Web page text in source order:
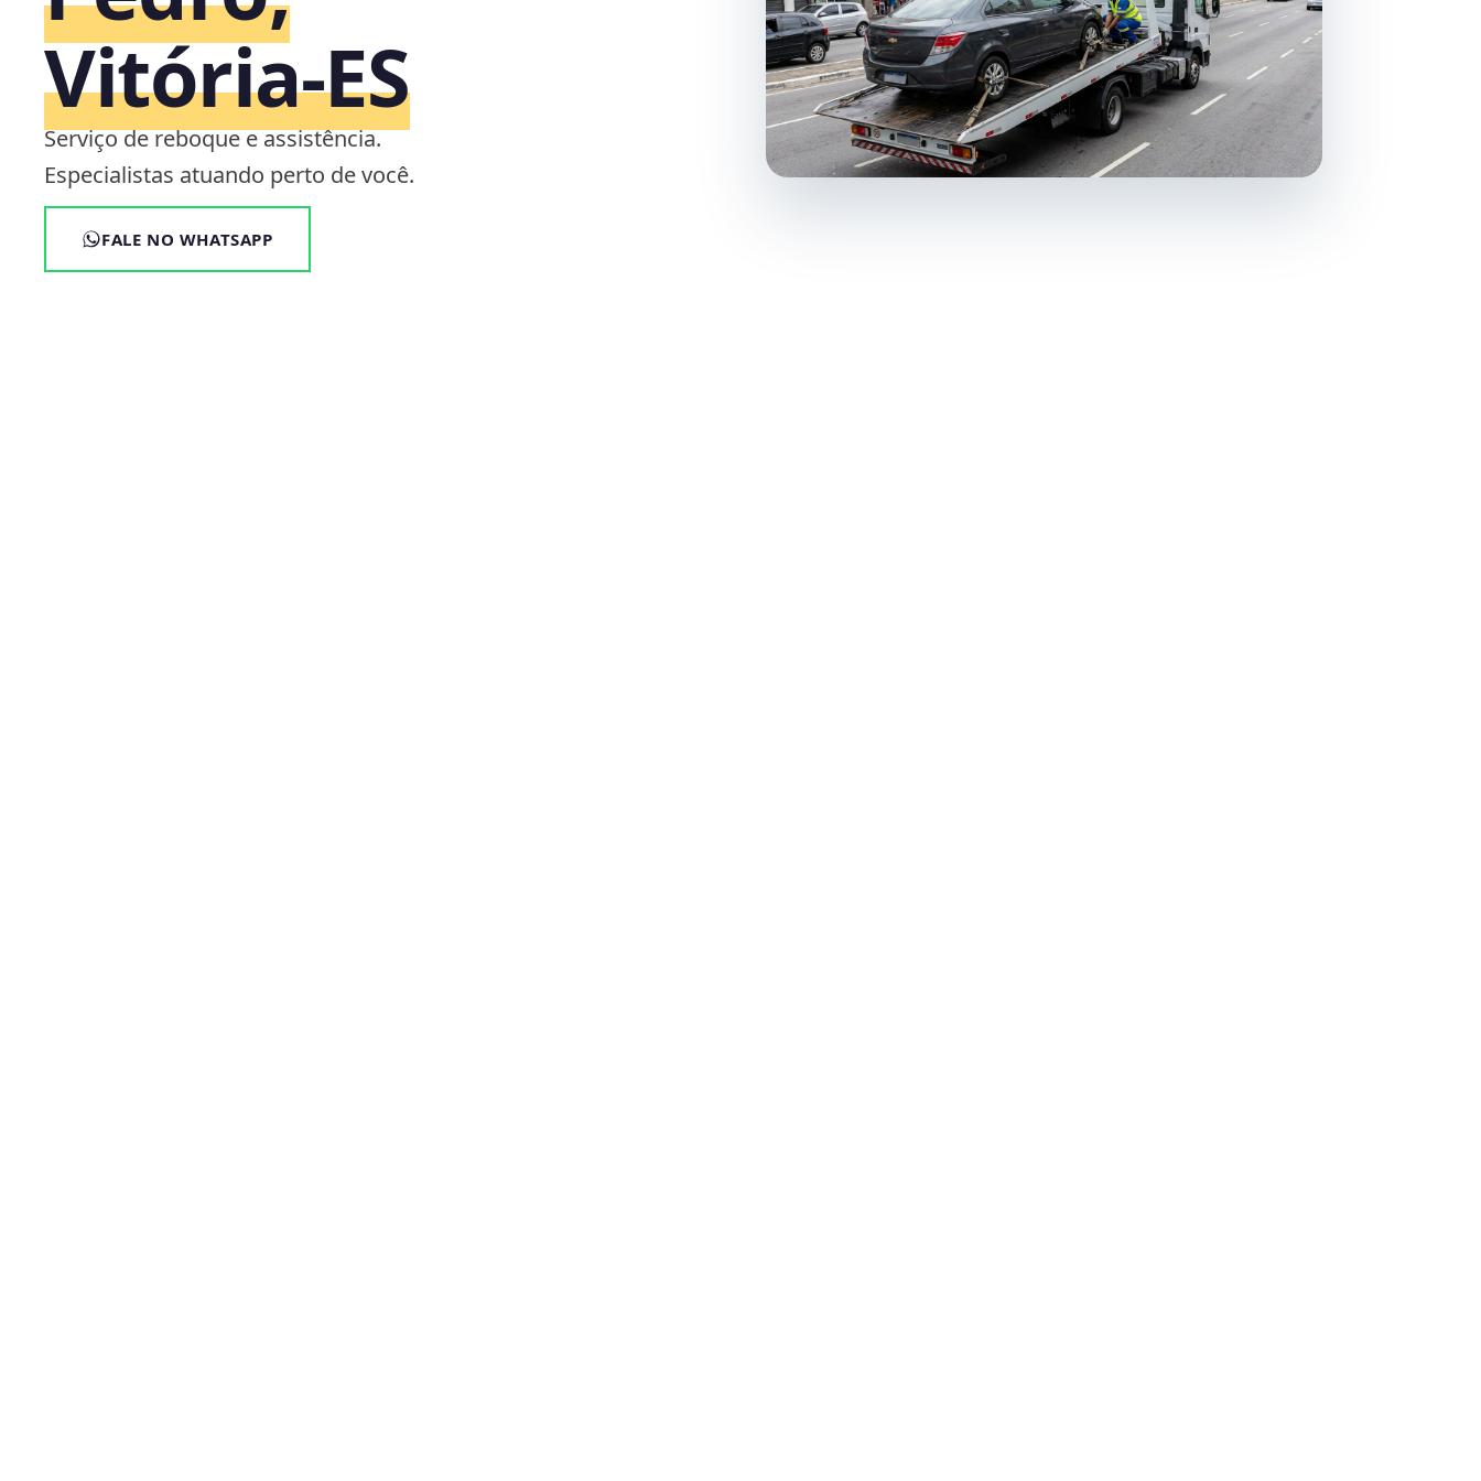
Vitória‑ES
Serviço de reboque e assistência.
Especialistas atuando perto de você.
FALE NO WHATSAPP